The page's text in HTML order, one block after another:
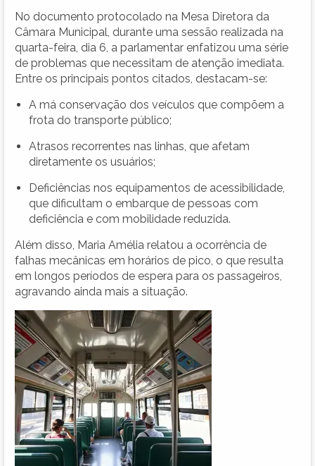
No documento protocolado na Mesa Diretora da
Câmara Municipal, durante uma sessão realizada na
quarta-feira, dia 6, a parlamentar enfatizou uma série
de problemas que necessitam de atenção imediata.
Entre os principais pontos citados, destacam-se:
A má conservação dos veículos que compõem a
frota do transporte público;
Atrasos recorrentes nas linhas, que afetam
diretamente os usuários;
Deficiências nos equipamentos de acessibilidade,
que dificultam o embarque de pessoas com
deficiência e com mobilidade reduzida.
Além disso, Maria Amélia relatou a ocorrência de
falhas mecânicas em horários de pico, o que resulta
em longos períodos de espera para os passageiros,
agravando ainda mais a situação.